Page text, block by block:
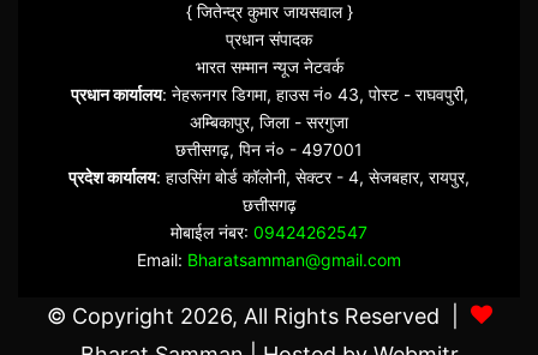
{ जितेन्द्र कुमार जायसवाल }
प्रधान संपादक
भारत सम्मान न्यूज नेटवर्क
प्रधान कार्यालय: नेहरूनगर डिगमा, हाउस नं० 43, पोस्ट - राघवपुरी,
अम्बिकापुर, जिला - सरगुजा
छत्तीसगढ़, पिन नं० - 497001
प्रदेश कार्यालय: हाउसिंग बोर्ड कॉलोनी, सेक्टर - 4, सेजबहार, रायपुर,
छत्तीसगढ़
मोबाईल नंबर: 09424262547
Email: Bharatsamman@gmail.com
© Copyright 2026, All Rights Reserved |